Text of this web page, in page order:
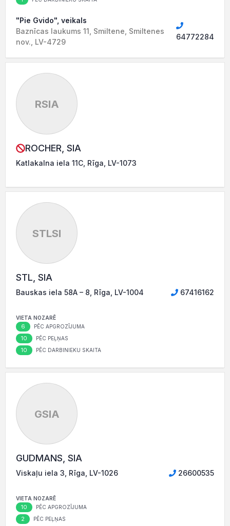
"Pie Gvido", veikals
Baznīcas laukums 11, Smiltene, Smiltenes
nov., LV-4729
64772284
RSIA
ROCHER, SIA
Katlakalna iela 11C, Rīga, LV-1073
STLSI
STL, SIA
Bauskas iela 58A – 8, Rīga, LV-1004 67416162
VIETA NOZARĒ
6 PĒC APGROZĪJUMA
10 PĒC PEĻŅAS
10 PĒC DARBINIEKU SKAITA
GSIA
GUDMANS, SIA
Viskaļu iela 3, Rīga, LV-1026 26600535
VIETA NOZARĒ
10 PĒC APGROZĪJUMA
2 PĒC PEĻŅAS